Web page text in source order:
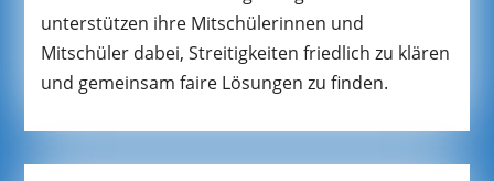
unterstützen ihre Mitschülerinnen und
Mitschüler dabei, Streitigkeiten friedlich zu klären
und gemeinsam faire Lösungen zu finden.